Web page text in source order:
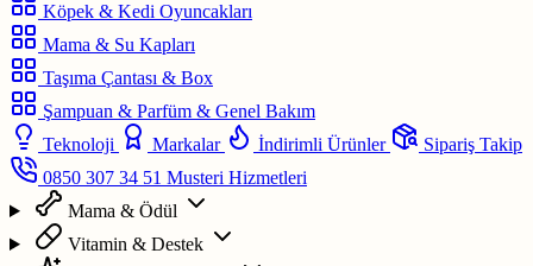
Köpek & Kedi Oyuncakları
Mama & Su Kapları
Taşıma Çantası & Box
Şampuan & Parfüm & Genel Bakım
Teknoloji
Markalar İndirimli Ürünler
Sipariş Takip
0850 307 34 51 Musteri Hizmetleri
Mama & Ödül
Vitamin & Destek